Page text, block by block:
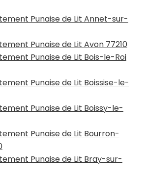
Punaise de Lit Annet-sur-
Punaise de Lit Avon 77210
Punaise de Lit Bois-le-Roi
Punaise de Lit Boissise-le-
Punaise de Lit Boissy-le-
Punaise de Lit Bourron-
Punaise de Lit Bray-sur-